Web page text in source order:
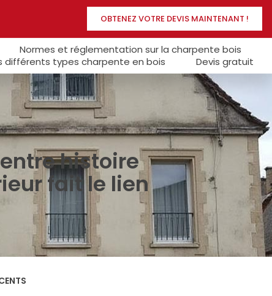
OBTENEZ VOTRE DEVIS MAINTENANT !
Normes et réglementation sur la charpente bois
différents types charpente en bois
Devis gratuit
histoire
fait le lien